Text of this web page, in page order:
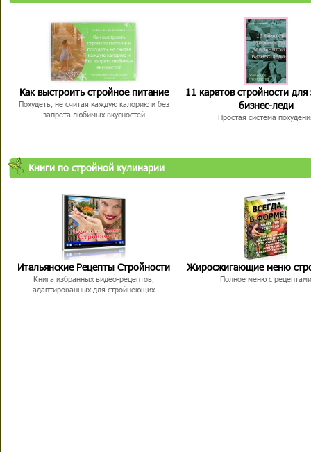
Как выстроить стройное питание
Похудеть, не считая каждую калорию и без
запрета любимых вкусностей
11 каратов стройности для
бизнес-леди
Простая система
Книги по стройной кулинарии
Итальянские Рецепты Стройности
Книга избранных видео-рецептов,
адаптированных для стройнеющих
Жиросжигающие меню
Полное меню с рецептами